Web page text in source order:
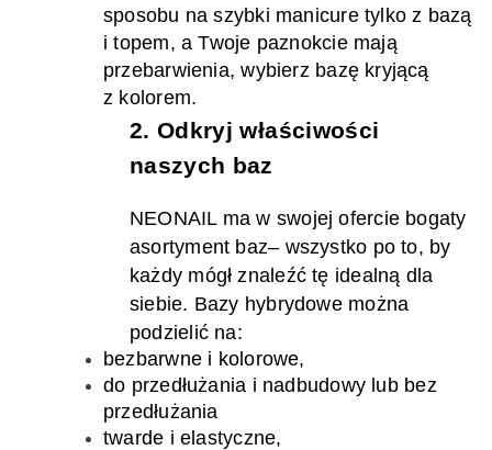
sposobu na szybki manicure tylko z bazą
i topem, a Twoje paznokcie mają
przebarwienia, wybierz bazę kryjącą
z kolorem.
2. Odkryjwłaściwości
naszych baz
NEONAIL ma w swojej oferciebogaty
asortyment baz– wszystko po to, by
każdy mógł znaleźćtę idealną dla
siebie. Bazy hybrydowe można
podzielić na:
bezbarwne i kolorowe,
do przedłużania i nadbudowy lubbez
przedłużania
twarde i elastyczne,